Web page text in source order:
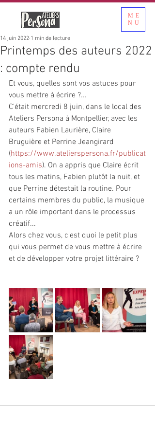
ME
NU
Printemps des auteurs 2022
: compte rendu
14 juin 2022 1 min de lecture
Et vous, quelles sont vos astuces pour
vous mettre à écrire ?...
C'était mercredi 8 juin, dans le local des
Ateliers Persona à Montpellier, avec les
auteurs Fabien Laurière, Claire
Bruguière et Perrine Jeangirard
(https://www.atelierspersona.fr/publicat
ions-amis). On a appris que Claire écrit
tous les matins, Fabien plutôt la nuit, et
que Perrine détestait la routine. Pour
certains membres du public, la musique
a un rôle important dans le processus
créatif...
Alors chez vous, c'est quoi le petit plus
qui vous permet de vous mettre à écrire
et de développer votre projet littéraire ?